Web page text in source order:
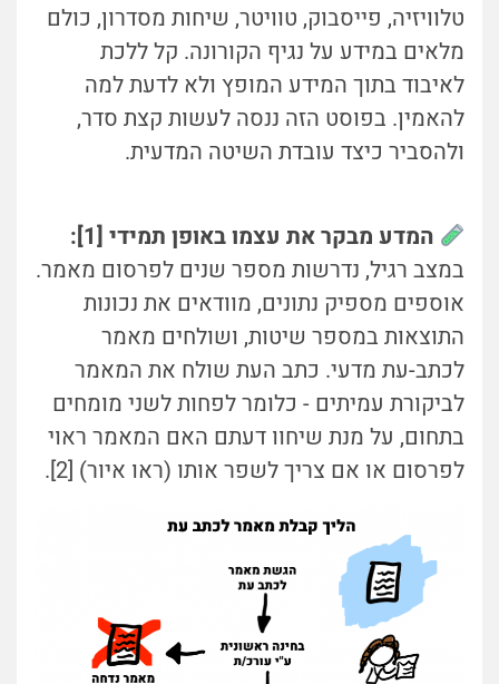
טלוויזיה, פייסבוק, טוויטר, שיחות מסדרון, כולם
מלאים במידע על נגיף הקורונה. קל ללכת
לאיבוד בתוך המידע המופץ ולא לדעת למה
להאמין. בפוסט הזה ננסה לעשות קצת סדר,
ולהסביר כיצד עובדת השיטה המדעית.
המדע מבקר את עצמו באופן תמידי [1]:
במצב רגיל, נדרשות מספר שנים לפרסום מאמר.
אוספים מספיק נתונים, מוודאים את נכונות
התוצאות במספר שיטות, ושולחים מאמר
לכתב-עת מדעי. כתב העת שולח את המאמר
לביקורת עמיתים - כלומר לפחות לשני מומחים
בתחום, על מנת שיחוו דעתם האם המאמר ראוי
לפרסום או אם צריך לשפר אותו (ראו איור) [2].